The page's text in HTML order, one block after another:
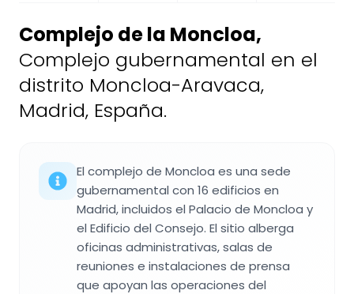
Complejo de la Moncloa,
Complejo gubernamental en el
distrito Moncloa-Aravaca,
Madrid, España.
El complejo de Moncloa es una sede
gubernamental con 16 edificios en
Madrid, incluidos el Palacio de Moncloa y
el Edificio del Consejo. El sitio alberga
oficinas administrativas, salas de
reuniones e instalaciones de prensa
que apoyan las operaciones del